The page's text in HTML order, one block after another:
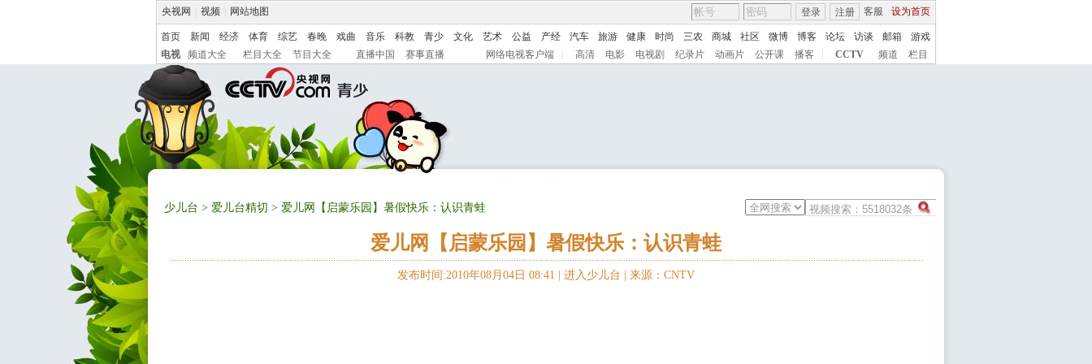
央视网 视频 网站地图 客服 设为首页
登录 注册
首页 新闻 经济 体育 综艺 春晚 戏曲 音乐 科教 青少 文化 艺术 公益 产经 汽车 旅游 健康 时尚 三农 商城 社区 微博 博客 论坛 访谈 邮箱
游戏
电视
频道大全 栏目大全 节目大全 直播中国 赛事直播 网络电视客户端 高清 电影 电视剧 纪录片 动画片 公开课 播客 CCTV 频道 栏目
少儿台 > 爱儿台精切 > 爱儿网【启蒙乐园】暑假快乐：认识青蛙
爱儿网【启蒙乐园】暑假快乐：认识青蛙
发布时间:2010年08月04日 08:41 | 进入少儿台 来源：CNTV